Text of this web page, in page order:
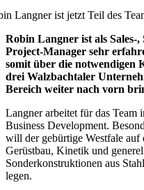
Langner ist jetzt Teil des
Robin Langner ist als Sales-
Project-Manager sehr
somit über die notwendigen
drei Walzbachtaler
Bereich weiter nach vorn
Langner arbeitet für das Team
Business Development.
will der gebürtige Westfale auf
Gerüstbau, Kinetik und
Sonderkonstruktionen aus
legen.